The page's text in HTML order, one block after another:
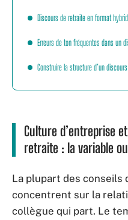
Discours de retraite en format
Erreurs de ton fréquentes dans un
Construire la structure d’un
Culture d’entreprise
retraite : la variable
La plupart des conseils
concentrent sur la
collègue qui part. Le